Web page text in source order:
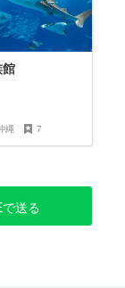
縄 7
送る